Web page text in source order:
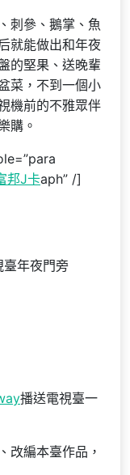
刺參、鵝掌、魚
就能做出和年夜
的堅果、送晚輩
菜，不到一個小
機前的不雅眾伴
購。
邦J卡aph” /]
臺年夜門旁
播送電視臺一
改編本臺作品，